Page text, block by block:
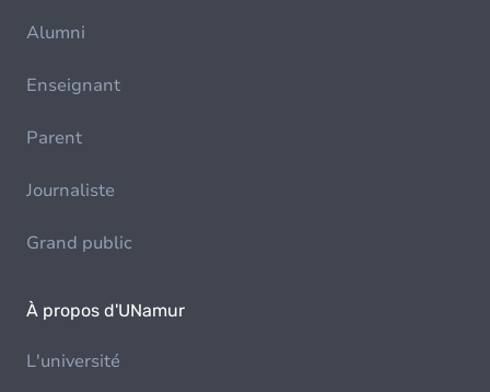
Alumni
Enseignant
Parent
Journaliste
Grand public
À propos d'UNamur
L'université